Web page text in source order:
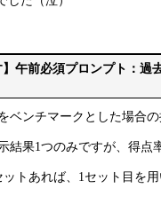
午前必須プロンプト：過
ベンチマークとした場合
結果1つのみですが、得点
ットあれば、1セット目を